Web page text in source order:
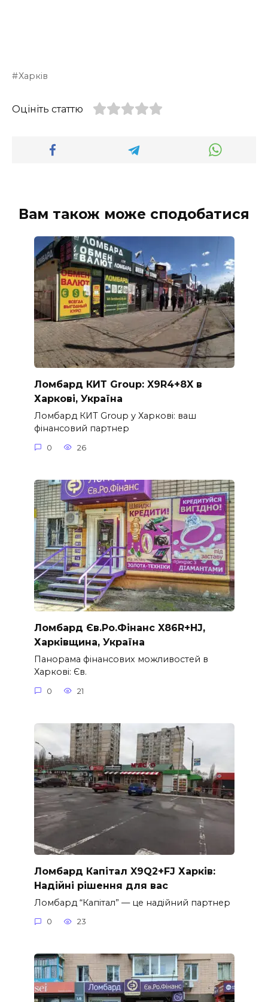
Харків
Оцініть статтю
Вам також може сподобатися
Ломбард КИТ Group: X9R4+8X в
Харкові, Україна
Ломбард КИТ Group у Харкові: ваш
фінансовий партнер
0 26
Ломбард Єв.Ро.Фінанс X86R+HJ,
Харківщина, Україна
Панорама фінансових можливостей в
Харкові: Єв.
0 21
Ломбард Капітал X9Q2+FJ Харків:
Надійні рішення для вас
Ломбард “Капітал” — це надійний партнер
0 23